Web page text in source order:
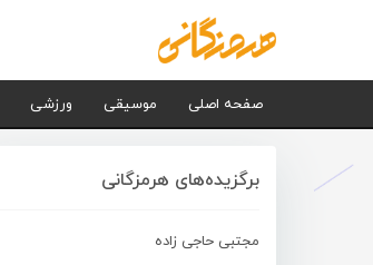
صفحه اصلی موسیقی ورزشی
برگزیده‌های هرمزگانی
مجتبی حاجی زاده